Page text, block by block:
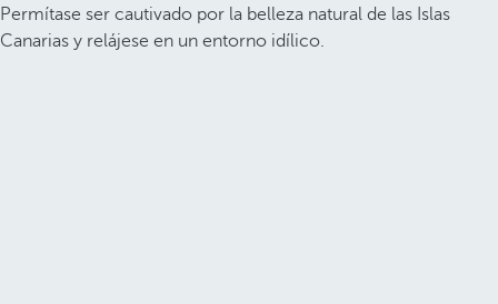
Permítase ser cautivado por la belleza natural de las Islas
Canarias y relájese en un entorno idílico.